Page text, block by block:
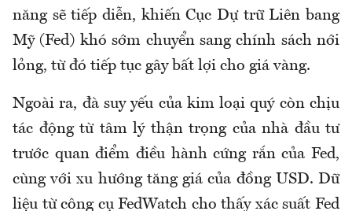
năng sẽ tiếp diễn, khiến Cục Dự trữ Liên bang
Mỹ (Fed) khó sớm chuyển sang chính sách nới
lỏng, từ đó tiếp tục gây bất lợi cho giá vàng.
Ngoài ra, đà suy yếu của kim loại quý còn chịu
tác động từ tâm lý thận trọng của nhà đầu tư
trước quan điểm điều hành cứng rắn của Fed,
cùng với xu hướng tăng giá của đồng USD. Dữ
liệu từ công cụ FedWatch cho thấy xác suất Fed